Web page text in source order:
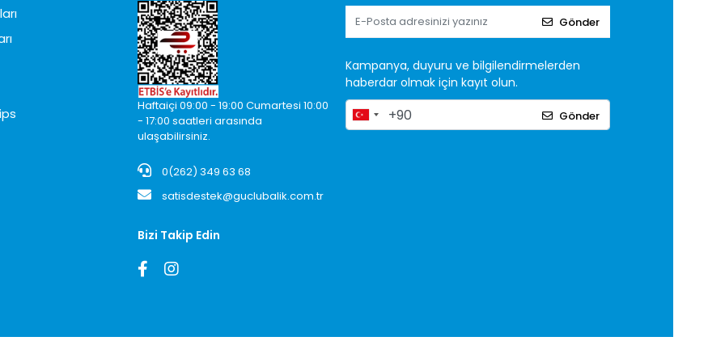
Haftaiçi 09:00 - 19:00 Cumartesi 10:00
- 17:00 saatleri arasında
ulaşabilirsiniz.
0(262) 349 63 68
satisdestek@guclubalik.com.tr
Bizi Takip Edin
Gönder
Kampanya, duyuru ve bilgilendirmelerden
haberdar olmak için kayıt olun.
Gönder